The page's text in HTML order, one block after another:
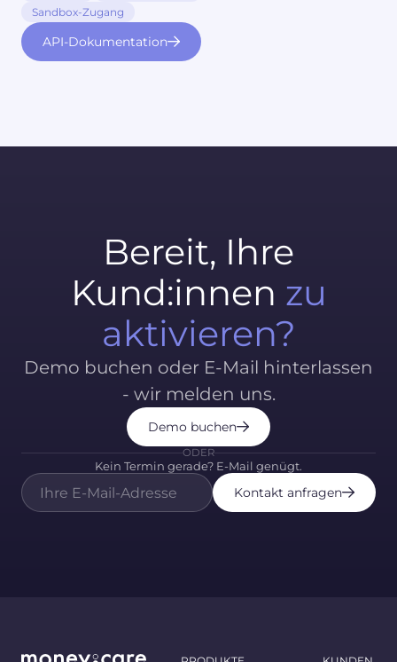
Sandbox-Zugang
API-Dokumentation
Bereit, Ihre
Kund:innen zu
aktivieren?
Demo buchen oder E-Mail hinterlassen
- wir melden uns.
Demo buchen
ODER
Kein Termin gerade? E-Mail genügt.
Kontakt anfragen